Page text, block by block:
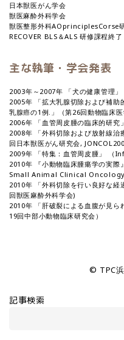
日本獣医がん学会
獣医麻酔外科学会
獣医整形外科AOprinciplesCorse
RECOVER BLS＆ALS 研修課程終了
主な執筆・学会発表
2003年～2007年 「犬の健康管理
2005年 「拡大乳腺切除および補助
乳腺癌の1例.」（第26回動物臨床医
2006年 「血管周皮腫の臨床的研究
2008年 「外科切除および放射線
回日本獣医がん研究会,
2009年 「特集：血管周皮腫」 （
2010年 『小動物臨床腫瘍学の実
Small Animal Clinical Oncology
2010年 「外科切除を行い良好な
回獣医麻酔外科学会)
2010年 「肝破裂による血腹が見
19回中部小動物臨床研究会）
© TPC
記事検索